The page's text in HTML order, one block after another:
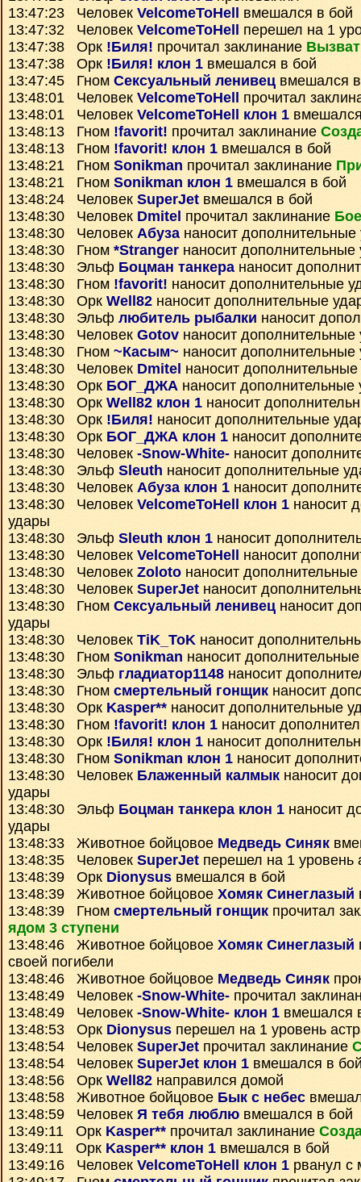
13:47:23 Человек VelcomeToHell
вмешался в бой
13:47:32 Человек VelcomeToHell
перешел на 1
13:47:38 Орк !Биля! прочитал заклинание
13:47:38 Орк !Биля! клон 1 вмешался в бой
13:47:45 Гном Сексуальный ленивец вмешался
13:48:01 Человек VelcomeToHell
прочитал
13:48:01 Человек VelcomeToHell клон 1
13:48:13 Гном !favorit! прочитал заклинание
13:48:13 Гном !favorit! клон 1 вмешался в бой
13:48:21 Гном Sonikman прочитал заклинание
13:48:21 Гном Sonikman клон 1 вмешался в бой
13:48:24 Человек SuperJet вмешался в бой
13:48:30 Человек Dmitel прочитал заклинание
13:48:30 Человек Абузананосит дополнительные
13:48:30 Гном *Stranger наносит дополнительные
13:48:30 Эльф Боцман танкерананосит
13:48:30 Гном !favorit! наносит дополнительные
13:48:30 Орк Well82 наносит дополнительные
13:48:30 Эльф любитель рыбалки наносит
13:48:30 Человек Gotov наносит дополнительные
13:48:30 Гном ~Касым~ наносит дополнительные
13:48:30 Человек Dmitel наносит
13:48:30 Орк БОГ_ДЖА наносит дополнительные
13:48:30 Орк Well82 клон 1 наносит
13:48:30 Орк !Биля! наносит дополнительные
13:48:30 Орк БОГ_ДЖА клон 1 наносит
13:48:30 Человек -Snow-White- наносит
13:48:30 Эльф Sleuth наносит дополнительные
13:48:30 Человек Абуза клон 1 наносит
13:48:30 Человек VelcomeToHell клон 1 наносит
удары
13:48:30 Эльф Sleuth клон 1 наносит
13:48:30 Человек VelcomeToHell
наносит
13:48:30 Человек Zoloto наносит
13:48:30 Человек SuperJet наносит
13:48:30 Гном Сексуальный ленивец наносит
удары
13:48:30 Человек TiK_ToK наносит
13:48:30 Гном Sonikman наносит
13:48:30 Эльф гладиатор1148 наносит
13:48:30 Гном смертельный гонщик наносит
13:48:30 Орк Kasper** наносит дополнительные
13:48:30 Гном !favorit! клон 1 наносит
13:48:30 Орк !Биля! клон 1 наносит
13:48:30 Гном Sonikman клон 1 наносит
13:48:30 Человек Блаженный калмык наносит
удары
13:48:30 Эльф Боцман танкера клон 1 наносит
удары
13:48:33 Животное бойцовое Медведь Синяк
13:48:35 Человек SuperJet перешел на 1 уровень
13:48:39 Орк Dionysus вмешался в бой
13:48:39 Животное бойцовое Хомяк Синеглазый
13:48:39 Гном смертельный гонщик прочитал
ядом 3 ступени
13:48:46 Животное бойцовое Хомяк Синеглазый
своей погибели
13:48:46 Животное бойцовое Медведь Синяк
13:48:49 Человек -Snow-White- прочитал
13:48:49 Человек -Snow-White- клон 1 вмешался
13:48:53 Орк Dionysus перешел на 1 уровень
13:48:54 Человек SuperJet прочитал заклинание
13:48:54 Человек SuperJet клон 1 вмешался в
13:48:56 Орк Well82 направился домой
13:48:58 Животное бойцовое Бык с небес
13:48:59 Человек Я тебя люблю вмешался в бой
13:49:11 Орк Kasper** прочитал заклинание
13:49:11 Орк Kasper** клон 1 вмешался в бой
13:49:16 Человек VelcomeToHell клон 1 рванул с